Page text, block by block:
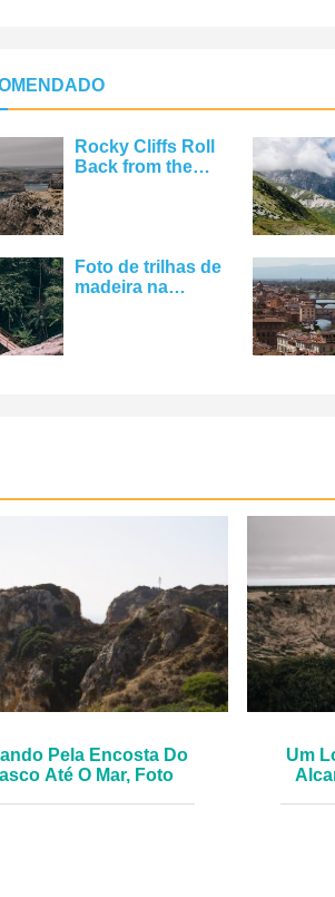
Rocky Cliffs Roll
Back from the
Foto de trilhas de
madeira na
Pela Encosta Do
Até O Mar, Foto
Um